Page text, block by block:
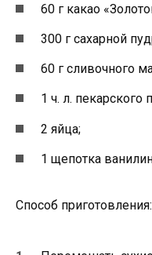
60 г какао
300 г сахарной
60 г сливочного
1 ч. л. пекарского
2 яйца;
1 щепотка
Способ приготовления: